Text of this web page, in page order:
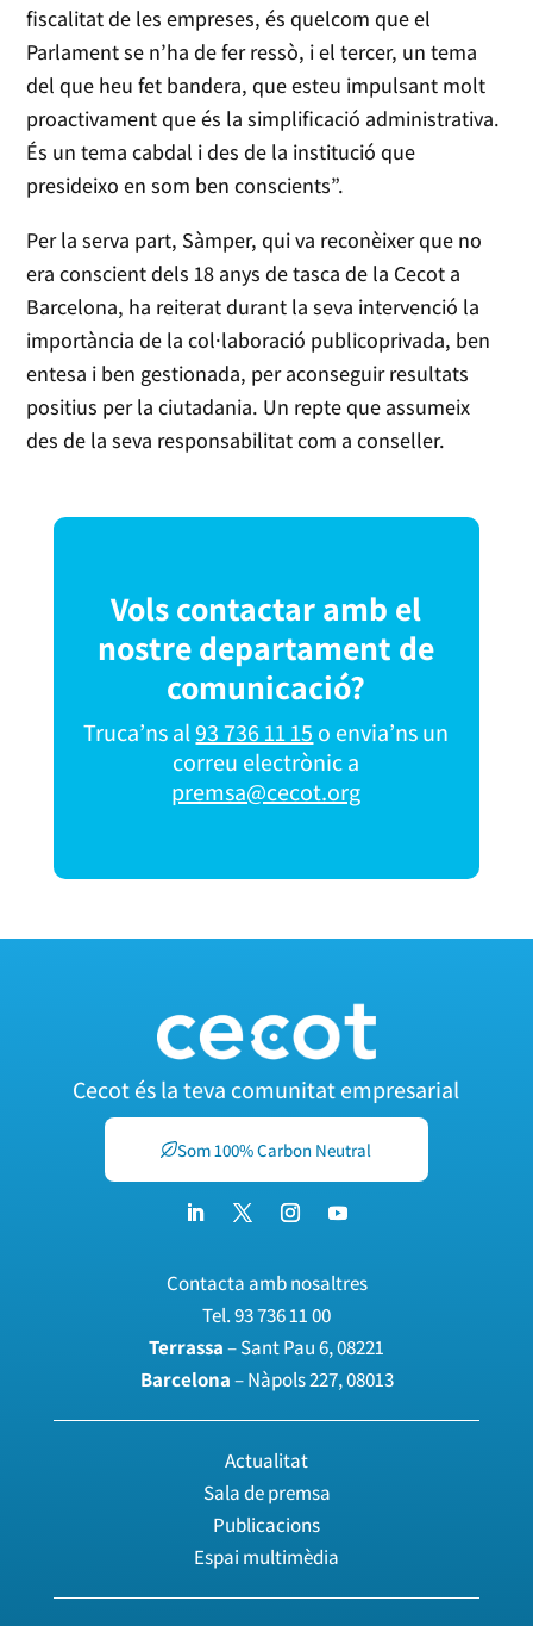
fiscalitat de les empreses, és quelcom que el
Parlament se n’ha de fer ressò, i el tercer, un tema
del que heu fet bandera, que esteu impulsant molt
proactivament que és la simplificació administrativa.
És un tema cabdal i des de la institució que
presideixo en som ben conscients”.
Per la serva part, Sàmper, qui va reconèixer que no
era conscient dels 18 anys de tasca de la Cecot a
Barcelona, ha reiterat durant la seva intervenció la
importància de la col·laboració publicoprivada, ben
entesa i ben gestionada, per aconseguir resultats
positius per la ciutadania. Un repte que assumeix
des de la seva responsabilitat com a conseller.
Vols contactar amb el
nostre departament de
comunicació?
Truca’ns al93 736 11 15 o envia’ns un
correu electrònic a
premsa@cecot.org
Cecot és la teva comunitat empresarial
Som 100% Carbon Neutral
Contacta amb nosaltres
Tel.93 736 11 00
Terrassa– Sant Pau 6, 08221
Barcelona– Nàpols 227, 08013
Actualitat
Sala de premsa
Publicacions
Espai multimèdia